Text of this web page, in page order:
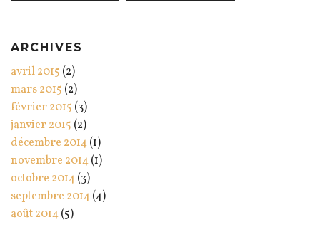
ARCHIVES
avril 2015 (2)
mars 2015 (2)
février 2015 (3)
janvier 2015 (2)
décembre 2014(1)
novembre 2014(1)
octobre 2014(3)
septembre 2014(4)
août 2014(5)